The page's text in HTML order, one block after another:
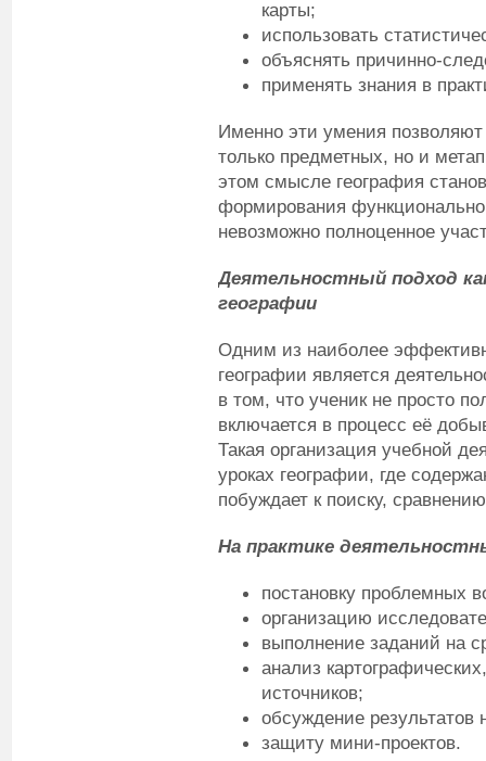
карты;
использовать
объяснять причинно-
применять знания в
Именно эти умения
только предметных, но и
этом смысле география
формирования
невозможно полноценное
Деятельностный подход
географии
Одним из наиболее
географии является
в том, что ученик не просто
включается в процесс её
Такая организация учебной
уроках географии, где
побуждает к поиску,
На практике
постановку проблемных
организацию
выполнение заданий на
анализ
источников;
обсуждение результатов
защиту мини-проектов.